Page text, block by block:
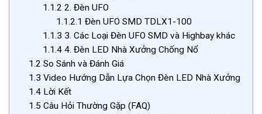
1.1.2 2. Đèn UFO
1.1.2.1 Đèn UFO SMD TDLX1-100
1.1.3 3. Các Loại Đèn UFO SMD và Highbay khác
1.1.44. Đèn LED Nhà Xưởng Chống Nổ
1.2 So Sánh và Đánh Giá
1.3 Video Hướng Dẫn Lựa Chọn Đèn LED Nhà Xưởng
1.4 Lời Kết
1.5 Câu Hỏi Thường Gặp (FAQ)